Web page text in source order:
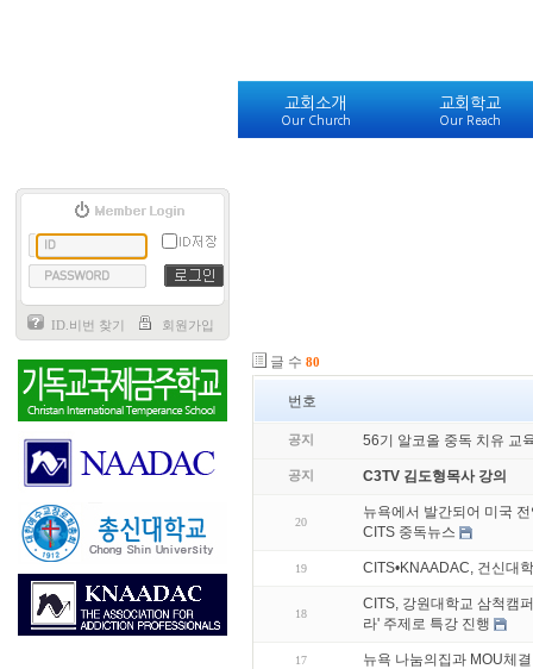
교회소개
Our Church
교회학교
Our Reach
ID.비번 찾기 회원가입
글 수 80
번호
공지 56기 알코올 중독 치유 교
공지 C3TV 김도형목사 강의
20
뉴욕에서 발간되어 미국
CITS 중독뉴스
19 CITS•KNAADAC, 건신대
18
CITS, 강원대학교 삼척캠
라' 주제로 특강 진행
17 뉴욕 나눔의집과 MOU체결